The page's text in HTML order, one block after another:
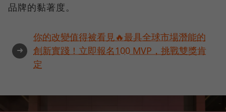
品牌的黏著度。
➜
你的改變值得被看見🔥最具全球市場潛能的
創新實踐！立即報名100 MVP，挑戰雙獎肯
定